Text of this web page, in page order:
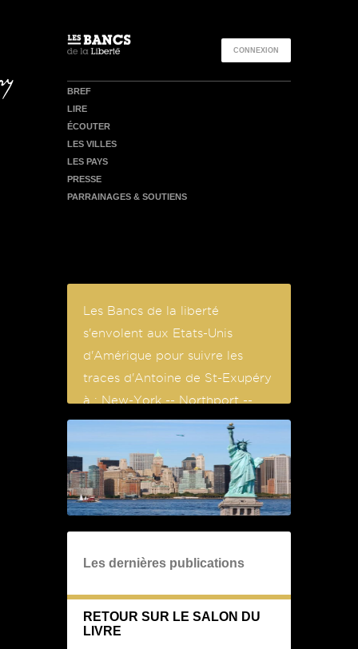
BREF
LIRE
ÉCOUTER
LES VILLES
LES PAYS
PRESSE
PARRAINAGES & SOUTIENS
CONNEXION
Les Bancs de la liberté
s'envolent aux Etats-Unis
d'Amérique pour suivre les
traces d'Antoine de St-Exupéry
à : New-York -- Northport --
Arlington
Les dernières publications
RETOUR SUR LE SALON DU
LIVRE